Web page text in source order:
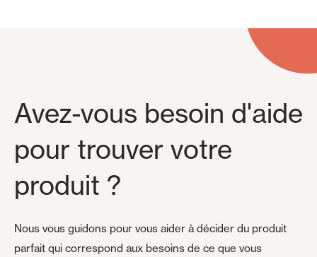
Avez-vous besoin d'aide
pour trouver votre
produit ?
Nous vous guidons pour vous aider à décider du produit
parfait qui correspond aux besoins de ce que vous